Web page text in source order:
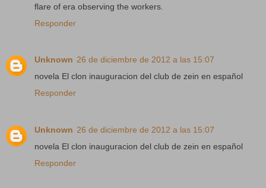
flare of era observing the workers.
Responder
Unknown 26 de diciembre de 2012 a las 15:07
novela El clon inauguracion del club de zein en español
Responder
Unknown 26 de diciembre de 2012 a las 15:07
novela El clon inauguracion del club de zein en español
Responder